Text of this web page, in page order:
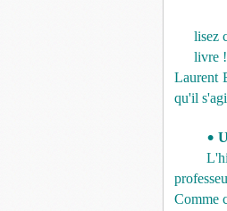
lisez
livre
Laurent
qu'il
•
Comme